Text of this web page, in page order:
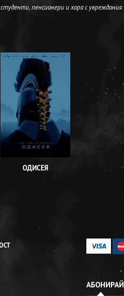
пенсионери и хора с увреждания
ОДИСЕЯ